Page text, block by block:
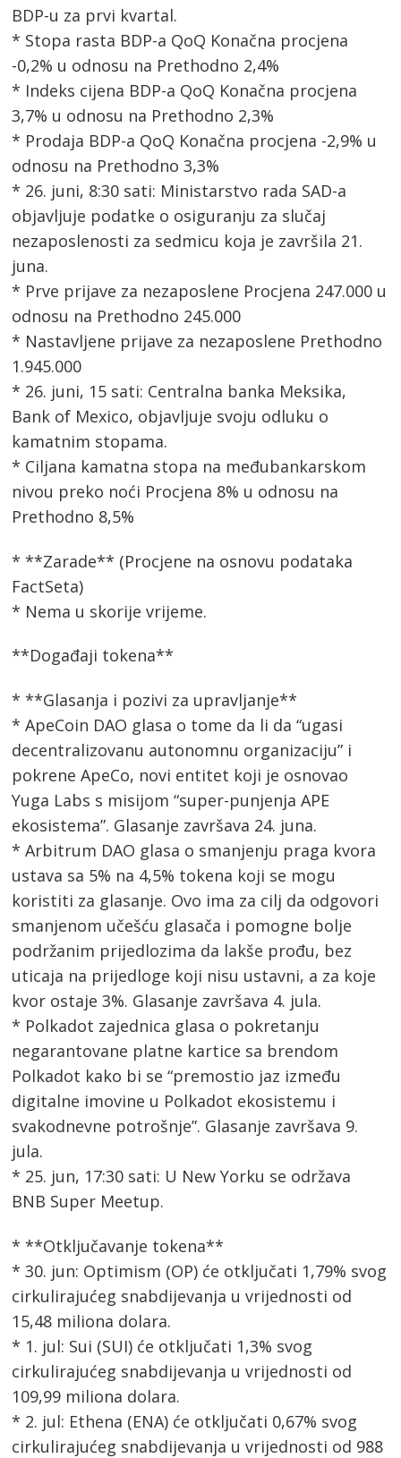
BDP-u za prvi kvartal.
* Stopa rasta BDP-a QoQ Konačna procjena
-0,2% u odnosu na Prethodno 2,4%
* Indeks cijena BDP-a QoQ Konačna procjena
3,7% u odnosu na Prethodno 2,3%
* Prodaja BDP-a QoQ Konačna procjena -2,9% u
odnosu na Prethodno 3,3%
* 26. juni, 8:30 sati: Ministarstvo rada SAD-a
objavljuje podatke o osiguranju za slučaj
nezaposlenosti za sedmicu koja je završila 21.
juna.
* Prve prijave za nezaposlene Procjena 247.000 u
odnosu na Prethodno 245.000
* Nastavljene prijave za nezaposlene Prethodno
1.945.000
* 26. juni, 15 sati: Centralna banka Meksika,
Bank of Mexico, objavljuje svoju odluku o
kamatnim stopama.
* Ciljana kamatna stopa na međubankarskom
nivou preko noći Procjena 8% u odnosu na
Prethodno 8,5%
* **Zarade** (Procjene na osnovu podataka
FactSeta)
* Nema u skorije vrijeme.
**Događaji tokena**
* **Glasanja i pozivi za upravljanje**
* ApeCoin DAO glasa o tome da li da “ugasi
decentralizovanu autonomnu organizaciju” i
pokrene ApeCo, novi entitet koji je osnovao
Yuga Labs s misijom “super-punjenja APE
ekosistema”. Glasanje završava 24. juna.
* Arbitrum DAO glasa o smanjenju praga kvora
ustava sa 5% na 4,5% tokena koji se mogu
koristiti za glasanje. Ovo ima za cilj da odgovori
smanjenom učešću glasača i pomogne bolje
podržanim prijedlozima da lakše prođu, bez
uticaja na prijedloge koji nisu ustavni, a za koje
kvor ostaje 3%. Glasanje završava 4. jula.
* Polkadot zajednica glasa o pokretanju
negarantovane platne kartice sa brendom
Polkadot kako bi se “premostio jaz između
digitalne imovine u Polkadot ekosistemu i
svakodnevne potrošnje”. Glasanje završava 9.
jula.
* 25. jun, 17:30 sati: U New Yorku se održava
BNB Super Meetup.
* **Otključavanje tokena**
* 30. jun: Optimism (OP) će otključati 1,79% svog
cirkulirajućeg snabdijevanja u vrijednosti od
15,48 miliona dolara.
* 1. jul: Sui (SUI) će otključati 1,3% svog
cirkulirajućeg snabdijevanja u vrijednosti od
109,99 miliona dolara.
* 2. jul: Ethena (ENA) će otključati 0,67% svog
cirkulirajućeg snabdijevanja u vrijednosti od 988